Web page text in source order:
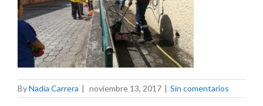
ByNadia Carrera | noviembre 13, 2017 | Sin comentarios